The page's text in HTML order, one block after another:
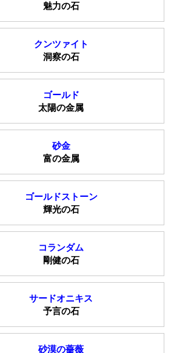
魅力の石
クンツァイト
洞察の石
ゴールド
太陽の金属
砂金
富の金属
ゴールドストーン
輝光の石
コランダム
剛健の石
サードオニキス
予言の石
砂漠の薔薇